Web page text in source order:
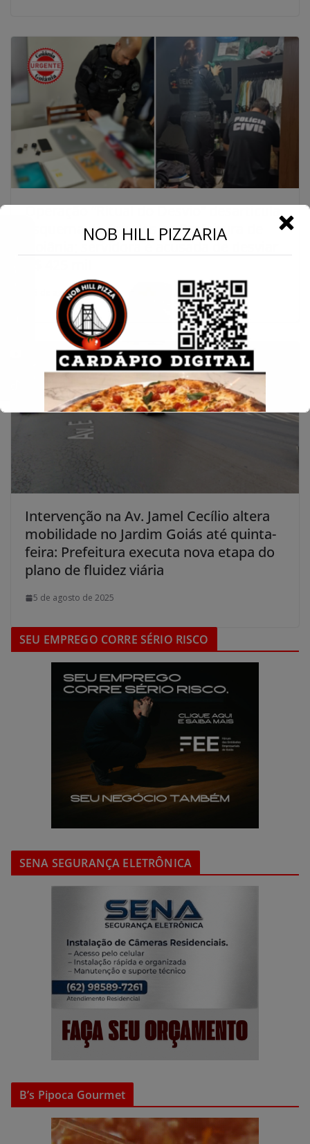
Operação “Ritual do Desvio” desarticula
esquema de fraudes na Prefeitura de
Goiânia; servidora é acusada de desviar
5 de agosto de 2025
Intervenção na Av. Jamel Cecílio altera
mobilidade no Jardim Goiás até quinta-
feira: Prefeitura executa nova etapa do
plano de fluidez viária
5 de agosto de 2025
SEU EMPREGO CORRE SÉRIO RISCO
SENA SEGURANÇA ELETRÔNICA
B’s Pipoca Gourmet
NOB HILL PIZZARIA